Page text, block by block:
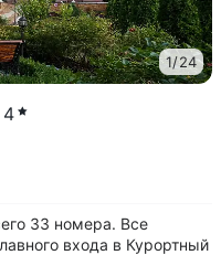
1/24
4
33 номера. Все
входа в Курортный